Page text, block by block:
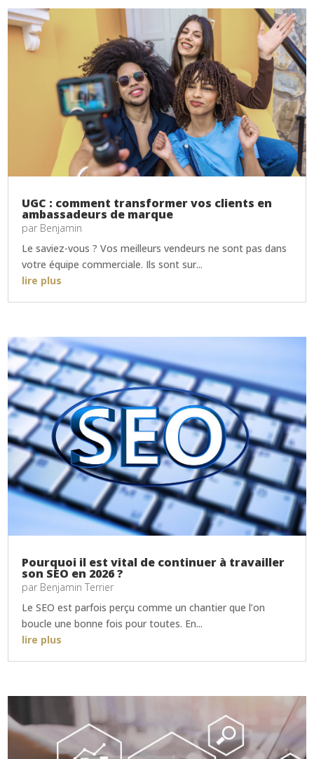
UGC : comment transformer vos clients en
ambassadeurs de marque
par Benjamin
Le saviez-vous ? Vos meilleurs vendeurs ne sont pas dans
votre équipe commerciale. Ils sont sur...
lire plus
Pourquoi il est vital de continuer à travailler
son SEO en 2026 ?
par Benjamin Terrier
Le SEO est parfois perçu comme un chantier que l’on
boucle une bonne fois pour toutes. En...
lire plus